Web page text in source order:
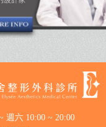
週六 10:00 ~ 20:00